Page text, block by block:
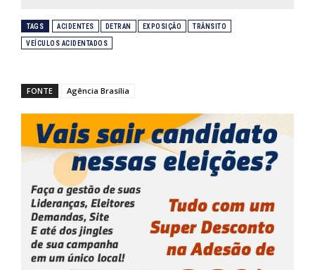
TAGS ACIDENTES DETRAN EXPOSIÇÃO TRÂNSITO
VEÍCULOS ACIDENTADOS
FONTE Agência Brasília